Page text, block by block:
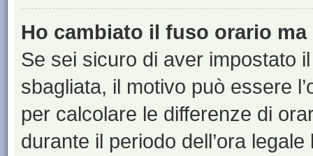
Ho cambiato il fuso orario ma
Se sei sicuro di aver impostato
sbagliata, il motivo può essere
per calcolare le differenze di
durante il periodo dell’ora